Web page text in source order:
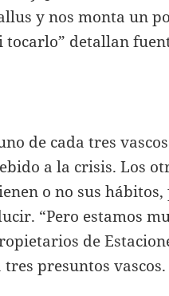
y nos monta un
tocarlo” detallan
de cada tres
a la crisis. Los
o no sus
“Pero estamos
de
presuntos vascos.